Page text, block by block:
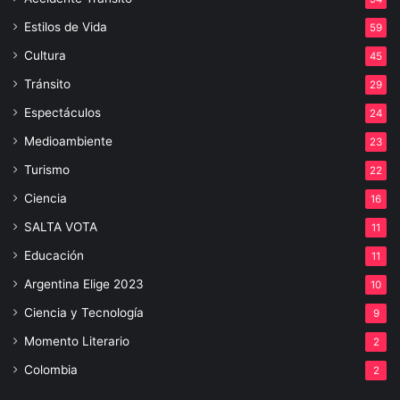
Estilos de Vida 59
Cultura 45
Tránsito 29
Espectáculos 24
Medioambiente 23
Turismo 22
Ciencia 16
SALTA VOTA 11
Educación 11
Argentina Elige 2023 10
Ciencia y Tecnología 9
Momento Literario 2
Colombia 2